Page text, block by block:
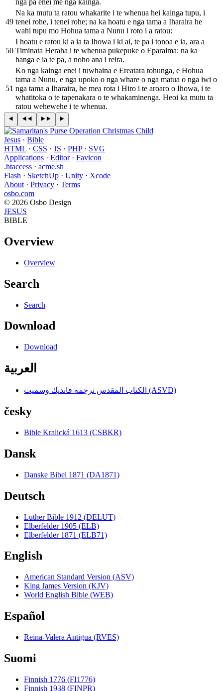
49
Na ka mutu ta ratou whakarite i te whenua hei kainga tupu, i
tenei rohe, i tenei rohe; na ka hoatu e nga tama a Iharaira he
wahi tupu mo Hohua tama a Nunu i roto i a ratou:
50
I hoatu e ratou ki a ia ta Ihowa i ki ai, te pa i tonoa e ia, ara a
Timinata Heraha i te whenua pukepuke o Eparaima: na ka
hanga e ia te pa, a noho ana i reira.
51
Ko nga kainga enei i tuwhaina e Ereatara tohunga, e Hohua
tama a Nunu, e nga upoko o nga whare o nga matua o nga iwi o
nga tama a Iharaira, he mea rota i Hiro i te aroaro o Ihowa, i te
whatitoka o te tapenakara o te whakaminenga. Heoi ka mutu ta
ratou wehewehe i te whenua.
Jesus · Bible
HTML · CSS · JS · PHP· SVG
Applications · Editor· Favicon
.htaccess · acme.sh
Flash · SketchUp · Unity · Xcode
About · Privacy · Terms
osbo.com
© 2026 Osbo Design
JESUS
BIBLE
Overview
Overview
Search
Search
Download
Download
العربية
الكتاب المقدس ترجمة فانديك وسميث (ASVD)
česky
Bible Kralická 1613 (CSBKR)
Dansk
Danske Bibel 1871 (DA1871)
Deutsch
Luther Bible 1912 (DELUT)
Elberfelder 1905 (ELB)
Elberfelder 1871 (ELB71)
English
American Standard Version (ASV)
King James Version (KJV)
World English Bible (WEB)
Español
Reina-Valera Antigua (RVES)
Suomi
Finnish 1776 (FI1776)
Finnish 1938 (FINPR)